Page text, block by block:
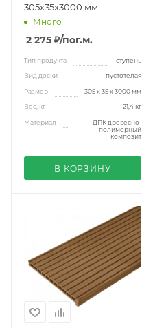
305х35х3000 мм
Много
2 275 ₽/пог.м.
Тип продукта ступень
Вид доски пустотелая
Размер 305 х 35 х 3000 мм
Вес, кг 21,4 кг
Материал
ДПК древесно-
полимерный
композит
В КОРЗИНУ